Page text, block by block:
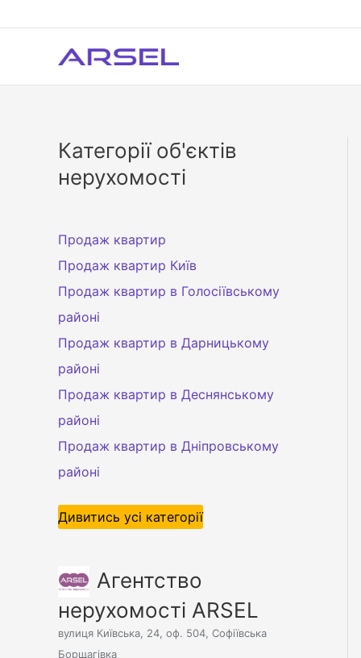
до
Категорії об'єктів
нерухомості
Продаж квартир
Продаж квартир Київ
Продаж квартир в Голосіївському
районі
Продаж квартир в Дарницькому
районі
Продаж квартир в Деснянському
районі
Продаж квартир в Дніпровському
районі
Дивитись усі категорії
Агентство
нерухомості ARSEL
вулиця Київська, 24, оф. 504, Софіївська
Борщагівка